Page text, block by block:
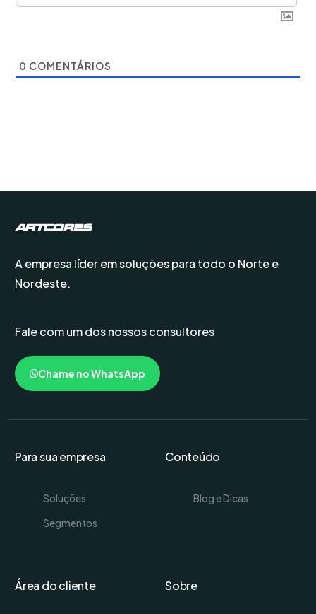
0 COMENTÁRIOS
A empresa líder em soluções para todo o Norte e
Nordeste.
Fale com um dos nossos consultores
Chame no WhatsApp
Para sua empresa
Soluções
Segmentos
Conteúdo
Blog e Dicas
Área do cliente Sobre